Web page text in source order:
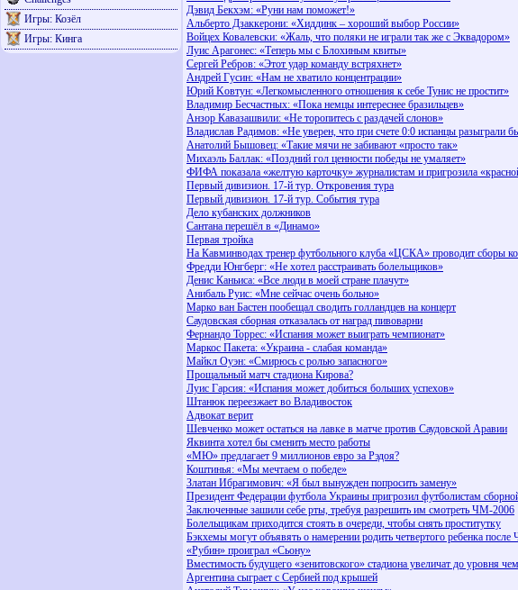
Игры: Козёл
Игры: Кинга
Дэвид Бекхэм: «Руни нам поможет!»
Альберто Дзаккерони: «Хиддинк – хороший выбор России»
Войцех Ковалевски: «Жаль, что поляки не играли так же с Эквадором»
Луис Арагонес: «Теперь мы с Блохиным квиты»
Сергей Ребров: «Этот удар команду встряхнет»
Андрей Гусин: «Нам не хватило концентрации»
Юрий Kовтун: «Легкомысленного отношения к себе Тунис не простит»
Владимир Бесчастных: «Пока немцы интереснее бразильцев»
Анзор Кавазашвили: «Не торопитесь с раздачей слонов»
Владислав Радимов: «Не уверен, что при счете 0:0 испанцы разыграли
Анатолий Бышовец: «Такие мячи не забивают «просто так»
Михаэль Баллак: «Поздний гол ценности победы не умаляет»
ФИФА показала «желтую карточку» журналистам и пригрозила
Первый дивизион. 17-й тур. Откровения тура
Первый дивизион. 17-й тур. События тура
Дело кубанских должников
Сантана перешёл в «Динамо»
Первая тройка
На Кавминводах тренер футбольного клуба «ЦСКА» проводит сборы
Фредди Юнгберг: «Не хотел расстраивать болельщиков»
Денис Каньиса: «Все люди в моей стране плачут»
Анибаль Руис: «Мне сейчас очень больно»
Марко ван Бастен пообещал сводить голландцев на концерт
Саудовская сборная отказалась от наград пивоварни
Фернандо Торрес: «Испания может выиграть чемпионат»
Маркос Пакета: «Украина - слабая команда»
Майкл Оуэн: «Смирюсь с ролью запасного»
Прощальный матч стадиона Кирова?
Луис Гарсия: «Испания может добиться больших успехов»
Штанюк переезжает во Владивосток
Адвокат верит
Шевченко может остаться на лавке в матче против Саудовской Аравии
Яквинта хотел бы сменить место работы
«МЮ» предлагает 9 миллионов евро за Рэдоя?
Коштинья: «Мы мечтаем о победе»
Златан Ибрагимович: «Я был вынужден попросить замену»
Президент Федерации футбола Украины пригрозил футболистам
Заключенные зашили себе рты, требуя разрешить им смотреть ЧМ-2006
Болельщикам приходится стоять в очереди, чтобы cнять проститутку
Бэкхемы могут объявять о намерении родить четвертого ребенка
«Рубин» проиграл «Сьону»
Вместимость будущего «зенитовского» стадиона увеличат до уровня
Аргентина сыграет с Сербией под крышей